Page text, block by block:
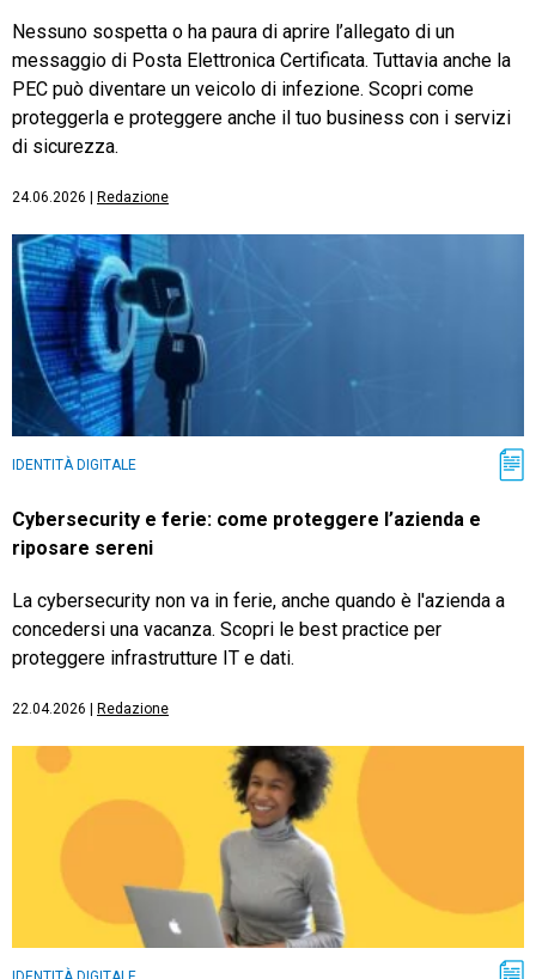
Nessuno sospetta o ha paura di aprire l’allegato di un
messaggio di Posta Elettronica Certificata. Tuttavia anche la
PEC può diventare un veicolo di infezione. Scopri come
proteggerla e proteggere anche il tuo business con i servizi
di sicurezza.
24.06.2026 Redazione
IDENTITÀ DIGITALE
Cybersecurity e ferie: come proteggere l’azienda e
riposare sereni
La cybersecurity non va in ferie, anche quando è l'azienda a
concedersi una vacanza. Scopri le best practice per
proteggere infrastrutture IT e dati.
22.04.2026 Redazione